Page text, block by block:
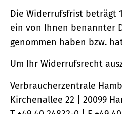
Die Widerrufsfrist beträgt
ein von Ihnen benannter
genommen haben bzw.
Um Ihr Widerrufsrecht
Verbraucherzentrale
Kirchenallee 22 | 20099